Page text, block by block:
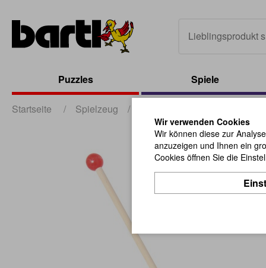
Puzzles Spiele
Startseite / Spielzeug /
Wir verwenden Cookies
Wir können diese zur
anzuzeigen und Ihnen ein
Cookies öffnen Sie die